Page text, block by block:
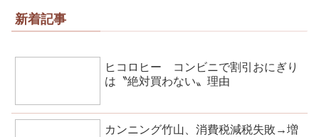
新着記事
ヒコロヒー コンビニで割引おにぎり
は〝絶対買わない〟理由
カンニング竹山、消費税減税失敗→増